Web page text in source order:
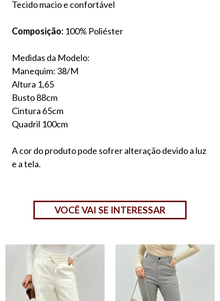
Tecido macio e confortável
Composição: 100% Poliéster
Medidas da Modelo:
Manequim: 38/M
Altura 1,65
Busto 88cm
Cintura 65cm
Quadril 100cm
A cor do produto pode sofrer alteração devido a luz
e a tela.
VOCÊ VAI SE INTERESSAR